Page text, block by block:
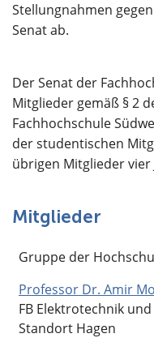
Stellungnahmen
Senat ab.
Der Senat der
Mitglieder gemäß § 2
Fachhochschule
der studentischen
übrigen Mitglieder vier
Mitglieder
Gruppe der
Professor Dr. Amir
FB Elektrotechnik
Standort Hagen